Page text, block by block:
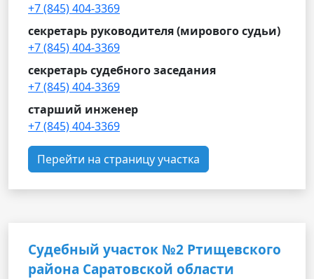
+7 (845) 404-3369
секретарь руководителя (мирового судьи)
+7 (845) 404-3369
секретарь судебного заседания
+7 (845) 404-3369
старший инженер
+7 (845) 404-3369
Перейти на страницу участка
Судебный участок №2 Ртищевского
района Саратовской области